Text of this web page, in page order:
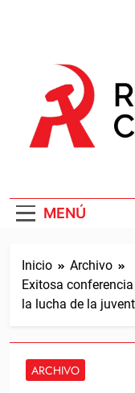
MENÚ
Inicio
Archivo
Exitosa
la lucha de la
ARCHIVO